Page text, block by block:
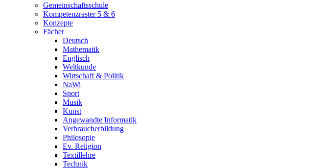
Gemeinschaftsschule
Kompetenzraster 5 & 6
Konzepte
Fächer
Deutsch
Mathematik
Englisch
Weltkunde
Wirtschaft & Politik
NaWi
Sport
Musik
Kunst
Angewandte Informatik
Verbraucherbildung
Philosopie
Ev. Religion
Textillehre
Technik